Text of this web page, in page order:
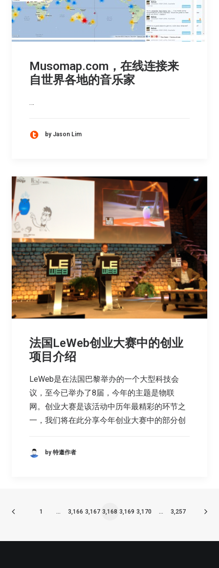
Musomap.com，在线连接来
自世界各地的音乐家
…
by Jason Lim
法国LeWeb创业大赛中的创业
项目介绍
LeWeb是在法国巴黎举办的一个大型科技会
议，至今已举办了8届，今年的主题是物联
网。创业大赛是该活动中历年最精彩的环节之
一，我们将在此分享今年创业大赛中的部分创
by 特邀作者
1 … 3,166 3,167 3,168 3,169 3,170 … 3,257